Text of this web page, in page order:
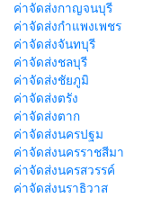
ค่าจัดส่งกาญจนบุรี
ค่าจัดส่งกำแพงเพชร
ค่าจัดส่งจันทบุรี
ค่าจัดส่งชลบุรี
ค่าจัดส่งชัยภูมิ
ค่าจัดส่งตรัง
ค่าจัดส่งตาก
ค่าจัดส่งนครปฐม
ค่าจัดส่งนครราชสีมา
ค่าจัดส่งนครสวรรค์
ค่าจัดส่งนราธิวาส